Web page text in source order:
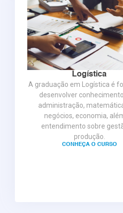
Logística
A graduação em Logística é
desenvolver
administração,
negócios, economia,
entendimento sobre
produção.
CONHEÇA O CURSO